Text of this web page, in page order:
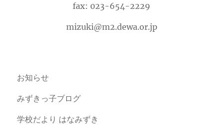
fax: 023-654-2229
mizuki@m2.dewa.or.jp
お知らせ
みずきっ子ブログ
学校だより はなみずき